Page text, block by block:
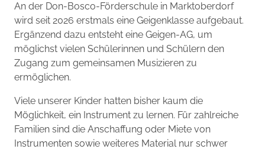
An der Don-Bosco-Förderschule in Marktoberdorf
wird seit 2026 erstmals eine Geigenklasse aufgebaut.
Ergänzend dazu entsteht eine Geigen-AG, um
möglichst vielen Schülerinnen und Schülern den
Zugang zum gemeinsamen Musizieren zu
ermöglichen.
Viele unserer Kinder hatten bisher kaum die
Möglichkeit, ein Instrument zu lernen. Für zahlreiche
Familien sind die Anschaffung oder Miete von
Instrumenten sowie weiteres Material nur schwer